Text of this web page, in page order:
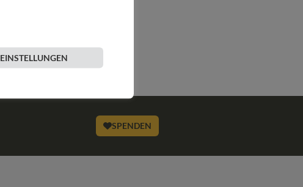
SPENDEN
EINSTELLUNGEN